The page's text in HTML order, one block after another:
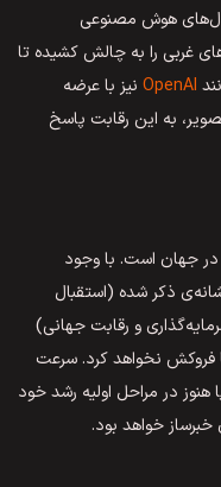
هوش مصنوعی
غربی را به چالش کشیده تا
OpenAI نیز با عرضه
به این رقابت پاسخ
جهان است. با وجود
ذکر شده (استقبال
و رقابت جهانی)
فروکش نخواهد کرد. سرعت
در مراحل اولیه رشد خود